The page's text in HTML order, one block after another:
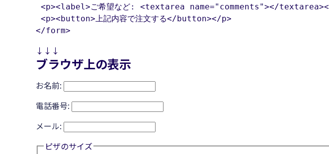
<p><label>ご希望など: <textarea name="comments"></
<p><button>上記内容で注文する</button></p>
</form>
↓↓↓
ブラウザ上の表示
お名前:
電話番号:
メール:
ピザのサイズ